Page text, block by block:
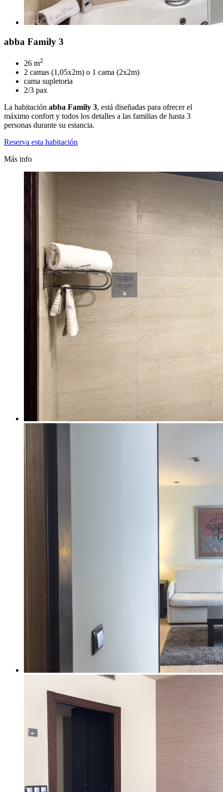
abba Family 3
26 m2
2 camas (1,05x2m) o 1 cama (2x2m)
cama supletoria
2/3 pax
La habitación abba Family 3, está diseñadas para ofrecer el
máximo confort y todos los detalles a las familias de hasta 3
personas durante su estancia.
Reserva esta habitación
Más info